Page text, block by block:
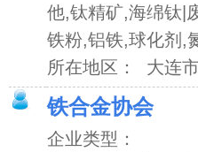
他,钛精矿,海绵钛|
铁粉,铝铁,球化剂,
所在地区： 大连
铁合金协会
企业类型：